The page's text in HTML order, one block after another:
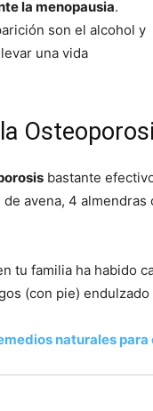
la menopausia.
son el alcohol y
una vida
bastante
avena, 4
tu familia ha habido
(con pie) endulzado
naturales para